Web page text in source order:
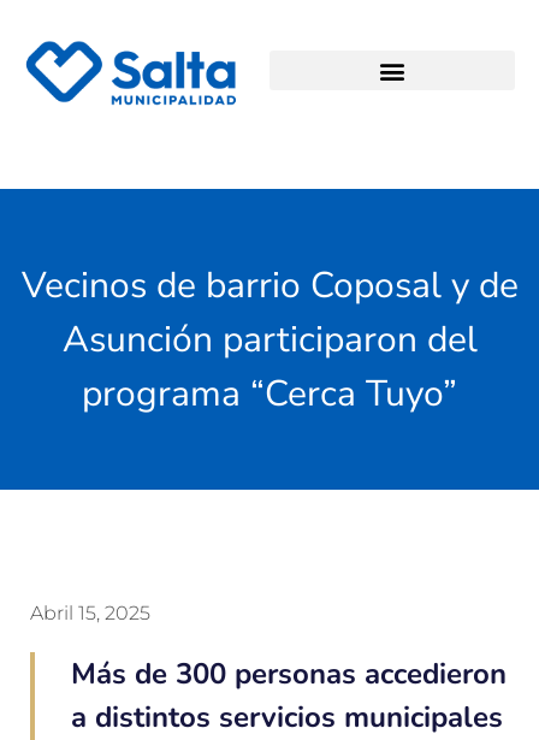
Vecinos de barrio Coposal y de
Asunción participaron del
programa “Cerca Tuyo”
Abril 15, 2025
Más de 300 personas accedieron
a distintos servicios municipales